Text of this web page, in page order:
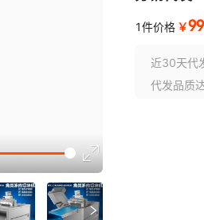
1件价格 ￥
近30天代
代发品质